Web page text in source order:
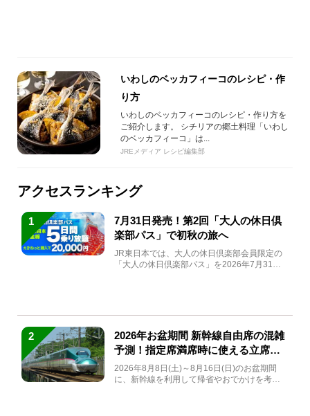
いわしのベッカフィーコのレシピ・作
り方
いわしのベッカフィーコのレシピ・作り方を
ご紹介します。 シチリアの郷土料理「いわし
のベッカフィーコ」は...
JREメディア レシピ編集部
アクセスランキング
1
7月31日発売！第2回「大人の休日倶
楽部パス」で初秋の旅へ
JR東日本では、大人の休日倶楽部会員限定の
「大人の休日倶楽部パス」を2026年7月31日
2
2026年お盆期間 新幹線自由席の混雑
予測！指定席満席時に使える立席特
急券も解説
2026年8月8日(土)～8月16日(日)のお盆期間
に、新幹線を利用して帰省やおでかけを考え